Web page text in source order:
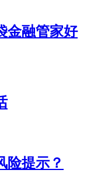
金融管家好
险提示？